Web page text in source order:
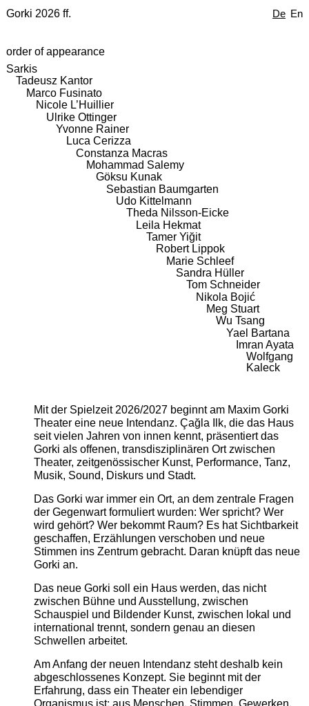
De En
Gorki 2026 ff.
order of appearance
Sarkis
Tadeusz Kantor
Marco Fusinato
Nicole L’Huillier
Ulrike Ottinger
Yvonne Rainer
Luca Cerizza
Constanza Macras
Mohammad Salemy
Göksu Kunak
Sebastian Baumgarten
Udo Kittelmann
Theda Nilsson-Eicke
Leila Hekmat
Tamer Yiğit
Robert Lippok
Marie Schleef
Sandra Hüller
Tom Schneider
Nikola Bojić
Meg Stuart
Wu Tsang
Yael Bartana
Imran Ayata
Wolfgang
Kaleck
Mit der Spielzeit 2026/2027 beginnt am Maxim Gorki
Theater eine neue Intendanz. Çağla Ilk, die das Haus
seit vielen Jahren von innen kennt, präsentiert das
Gorki als offenen, transdisziplinären Ort zwischen
Theater, zeitgenössischer Kunst, Performance, Tanz,
Musik, Sound, Diskurs und Stadt.
Das Gorki war immer ein Ort, an dem zentrale Fragen
der Gegenwart formuliert wurden: Wer spricht? Wer
wird gehört? Wer bekommt Raum? Es hat Sichtbarkeit
geschaffen, Erzählungen verschoben und neue
Stimmen ins Zentrum gebracht. Daran knüpft das neue
Gorki an.
Das neue Gorki soll ein Haus werden, das nicht
zwischen Bühne und Ausstellung, zwischen
Schauspiel und Bildender Kunst, zwischen lokal und
international trennt, sondern genau an diesen
Schwellen arbeitet.
Am Anfang der neuen Intendanz steht deshalb kein
abgeschlossenes Konzept. Sie beginnt mit der
Erfahrung, dass ein Theater ein lebendiger
Organismus ist: aus Menschen, Stimmen, Gewerken,